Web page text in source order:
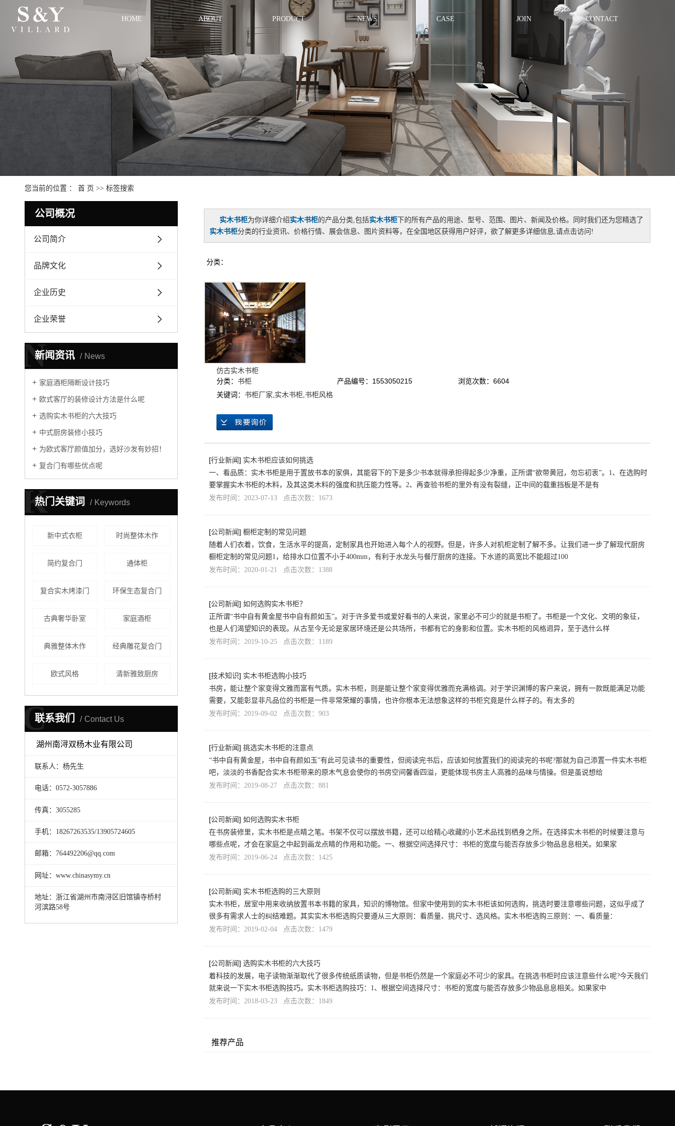
HOME ABOUT PRODUCT NEWS CASE JOIN CONTACT
您当前的位置 ： 首 页 >> 标签搜索
公司概况
公司简介
品牌文化
企业历史
企业荣誉
新闻资讯 News
N
家庭酒柜隔断设计技巧
欧式客厅的装修设计方法是什么呢
选购实木书柜的六大技巧
中式厨房装修小技巧
为欧式客厅颜值加分，选好沙发有妙招！
复合门有哪些优点呢
热门关键词 Keywords
K
新中式衣柜 时尚整体木作
简约复合门 通体柜
​复合实木烤漆门 环保生态复合门
古典奢华卧室 家庭酒柜
典雅整体木作 经典雕花复合门
欧式风格 清新雅致厨房
联系我们 Contact Us
C
湖州南浔双杨木业有限公司
联系人：杨先生
电话：0572-3057886
传真：3055285
手机：18267263535/13905724605
邮箱：764492206@qq.com
网址：www.chinasymy.cn
地址：浙江省湖州市南浔区旧馆镇寺桥村
河滨路58号
实木书柜为你详细介绍实木书柜的产品分类,包括实木书柜下的所有产品的用途、型号、范围、图片、新闻及价格。同时我们还为您精选了
实木书柜分类的行业资讯、价格行情、展会信息、图片资料等，在全国地区获得用户好评，欲了解更多详细信息,请点击访问!
分类：
仿古实木书柜
分类： 书柜 产品编号：1553050215
浏览次数：6604
关键词： 书柜厂家 实木书柜 书柜风格
[行业新闻] 实木书柜应该如何挑选
一、看品质：实木书柜是用于置放书本的家俱，其能容下的下是多少书本就得承担得起多少净重，正所谓“欲带黄冠，勿忘初衷”。1、在选购时
要掌握实木书柜的木料，及其这类木料的强度和抗压能力性等。2、再查验书柜的里外有没有裂缝，正中间的载重挡板是不是有
发布时间：2023-07-13 点击次数：1673
[公司新闻] 橱柜定制的常见问题
随着人们衣着，饮食，生活水平的提高，定制家具也开始进入每个人的视野。但是，许多人对机柜定制了解不多。让我们进一步了解现代厨房
橱柜定制的常见问题1，给排水口位置不小于400mm，有利于水龙头与餐厅厨房的连接。下水道的高宽比不能超过100
发布时间：2020-01-21 点击次数：1388
[公司新闻] 如何选购实木书柜？
正所谓“书中自有黄金屋书中自有颜如玉”。对于许多爱书或爱好看书的人来说，家里必不可少的就是书柜了。书柜是一个文化、文明的象征，
也是人们渴望知识的表现。从古至今无论是家居环境还是公共场所，书都有它的身影和位置。实木书柜的风格迥异，至于选什么样
发布时间：2019-10-25 点击次数：1189
[技术知识] 实木书柜选购小技巧
书房，能让整个家变得文雅而富有气质。实木书柜，则是能让整个家变得优雅而充满格调。对于学识渊博的客户来说，拥有一款既能满足功能
需要，又能彰显非凡品位的书柜是一件非常荣耀的事情，也许你根本无法想象这样的书柜究竟是什么样子的。有太多的
发布时间：2019-09-02 点击次数：903
[行业新闻] 挑选实木书柜的注意点
“书中自有黄金屋，书中自有颜如玉”有此可见读书的重要性，但阅读完书后，应该如何放置我们的阅读完的书呢?那就为自己添置一件实木书柜
吧，淡淡的书香配合实木书柜带来的原木气息会使你的书房空间馨香四溢，更能体现书房主人高雅的品味与情操。但是虽说想给
发布时间：2019-08-27 点击次数：881
[公司新闻] 如何选购实木书柜
在书房装修里，实木书柜是点睛之笔。书架不仅可以摆放书籍，还可以给精心收藏的小艺术品找到栖身之所。在选择实木书柜的时候要注意与
哪些点呢，才会在家庭之中起到画龙点睛的作用和功能。一、根据空间选择尺寸：书柜的宽度与能否存放多少物品息息相关。如果家
发布时间：2019-06-24 点击次数：1425
[公司新闻] 实木书柜选购的三大原则
实木书柜，居室中用来收纳放置书本书籍的家具，知识的博物馆。但家中使用到的实木书柜该如何选购，挑选时要注意哪些问题，这似乎成了
很多有需求人士的纠结难题。其实实木书柜选购只要遵从三大原则：看质量、挑尺寸、选风格。实木书柜选购三原则：一、看质量：
发布时间：2019-02-04 点击次数：1479
[公司新闻] 选购实木书柜的六大技巧
着科技的发展，电子读物渐渐取代了很多传统纸质读物，但是书柜仍然是一个家庭必不可少的家具。在挑选书柜时应该注意些什么呢?今天我们
就来说一下实木书柜选购技巧。实木书柜选购技巧：1、根据空间选择尺寸：书柜的宽度与能否存放多少物品息息相关。如果家中
发布时间：2018-03-23 点击次数：1849
推荐产品